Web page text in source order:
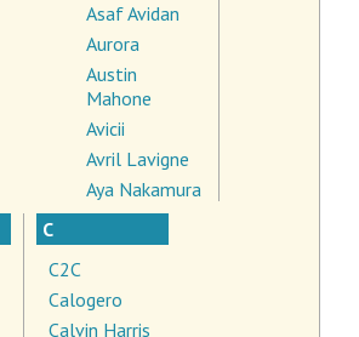
Asaf Avidan
Aurora
Austin
Mahone
Avicii
Avril Lavigne
Aya Nakamura
C
C2C
Calogero
Calvin Harris